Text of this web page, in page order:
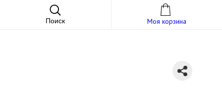
Поиск Моя корзина